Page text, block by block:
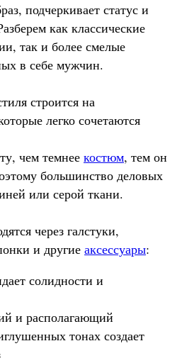
подчеркивает статус и
как классические
так и более смелые
в себе мужчин.
строится на
легко сочетаются
чем темнее костюм, тем он
большинство деловых
или серой ткани.
через галстуки,
и другие аксессуары:
солидности и
и располагающий
тонах создает